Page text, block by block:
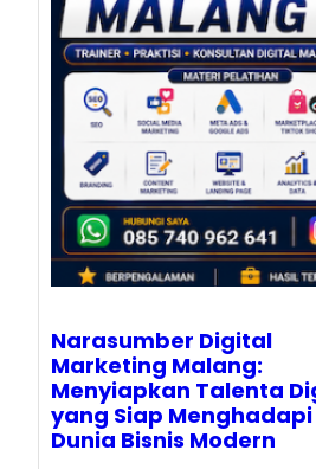
Narasumber Digital
Marketing Malang:
Menyiapkan Talenta
yang Siap Menghadapi
Dunia Bisnis Modern